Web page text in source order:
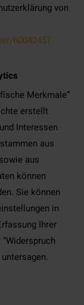
von
6004245?
Merkmale”
erstellt
Interessen
aus
aus
können
Sie können
in
Ihrer